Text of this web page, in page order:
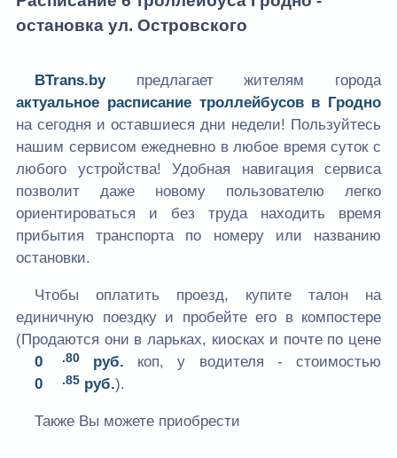
остановка ул. Островского
BTrans.byпредлагает жителям города
актуальное расписание троллейбусов в Гродно
на сегодня и оставшиеся дни недели! Пользуйтесь
нашим сервисом ежедневно в любое время суток с
любого устройства! Удобная навигация сервиса
позволит даже новому пользователю легко
ориентироваться и без труда находить время
прибытия транспорта по номеру или названию
остановки.
Чтобы оплатить проезд, купите талон на
единичную поездку и пробейте его в компостере
(Продаются они в ларьках, киосках и почте по цене
0
.80руб. коп, у водителя - стоимостью
0
.85руб.).
Также Вы можете приобрести